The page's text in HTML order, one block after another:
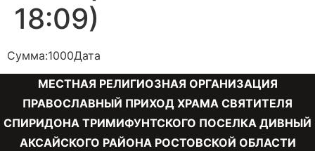
18:09)
Сумма:1000Дата
МЕСТНАЯ РЕЛИГИОЗНАЯ ОРГАНИЗАЦИЯ
ПРАВОСЛАВНЫЙ ПРИХОД ХРАМА СВЯТИТЕЛЯ
СПИРИДОНА ТРИМИФУНТСКОГО ПОСЕЛКА ДИВНЫЙ
АКСАЙСКОГО РАЙОНА РОСТОВСКОЙ ОБЛАСТИ